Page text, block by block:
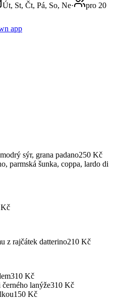
Út, St, Čt, Pá, So, Ne·
pro 20
app
sýr, grana padano250 Kč
parmská šunka, coppa, lardo di
Kč
z rajčátek datterino210 Kč
310 Kč
lanýže310 Kč
150 Kč